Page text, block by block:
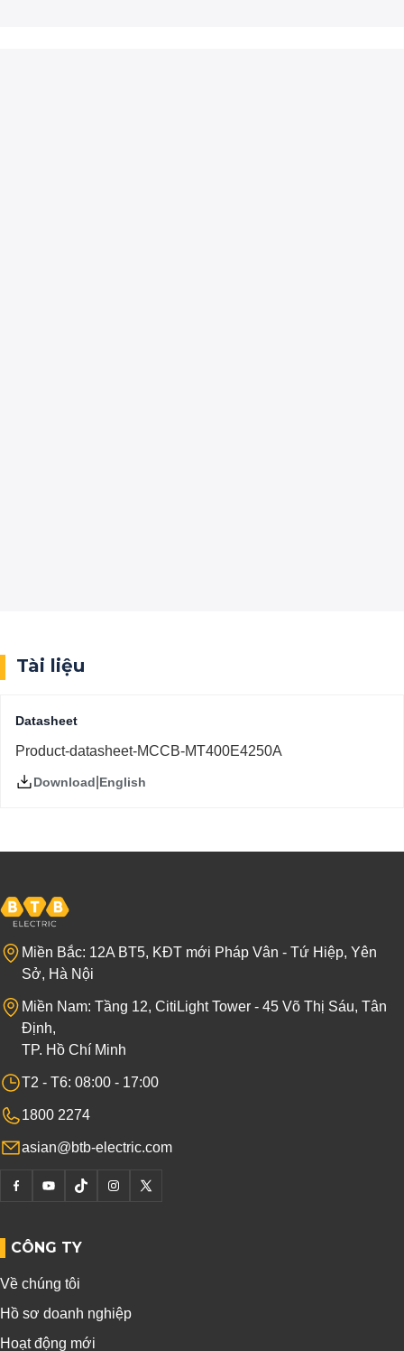
Tài liệu
Datasheet
Product-datasheet-MCCB-MT400E4250A
Download English
Miền Bắc: 12A BT5, KĐT mới Pháp Vân - Tứ Hiệp, Yên
Sở, Hà Nội
Miền Nam: Tầng 12, CitiLight Tower - 45 Võ Thị Sáu, Tân
Định,
TP. Hồ Chí Minh
T2 - T6: 08:00 - 17:00
1800 2274
asian@btb-electric.com
CÔNG TY
Về chúng tôi
Hồ sơ doanh nghiệp
Hoạt động mới